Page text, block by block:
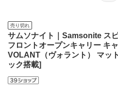
売り切れ
サムソナイト｜Samsonite ス
フロントオープンキャリー キ
VOLANT（ヴォラント） マッ
ック搭載]